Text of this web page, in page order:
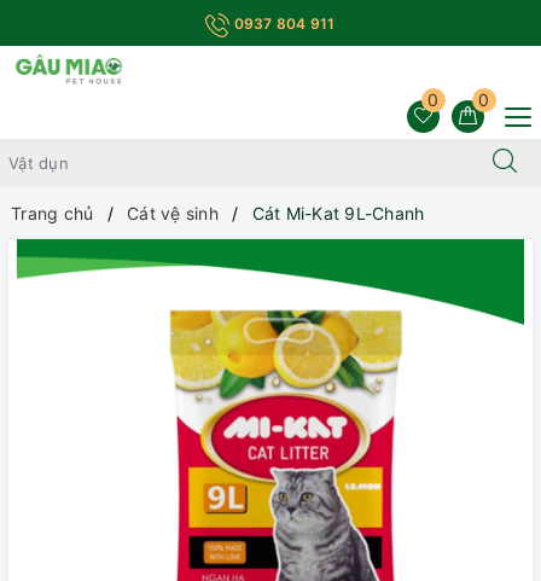
0937 804 911
0
0
Trang chủ Cát vệ sinh Cát Mi-Kat 9L-Chanh